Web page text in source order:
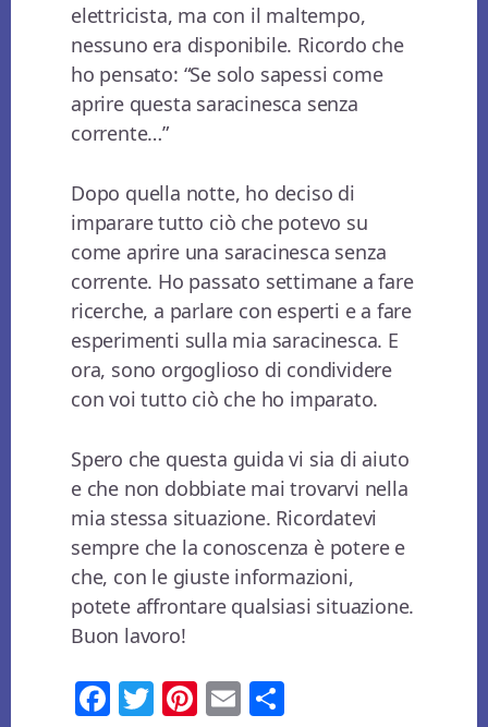
elettricista, ma con il maltempo,
nessuno era disponibile. Ricordo che
ho pensato: “Se solo sapessi come
aprire questa saracinesca senza
corrente…”
Dopo quella notte, ho deciso di
imparare tutto ciò che potevo su
come aprire una saracinesca senza
corrente. Ho passato settimane a fare
ricerche, a parlare con esperti e a fare
esperimenti sulla mia saracinesca. E
ora, sono orgoglioso di condividere
con voi tutto ciò che ho imparato.
Spero che questa guida vi sia di aiuto
e che non dobbiate mai trovarvi nella
mia stessa situazione. Ricordatevi
sempre che la conoscenza è potere e
che, con le giuste informazioni,
potete affrontare qualsiasi situazione.
Buon lavoro!
Fa
T
Pi
E